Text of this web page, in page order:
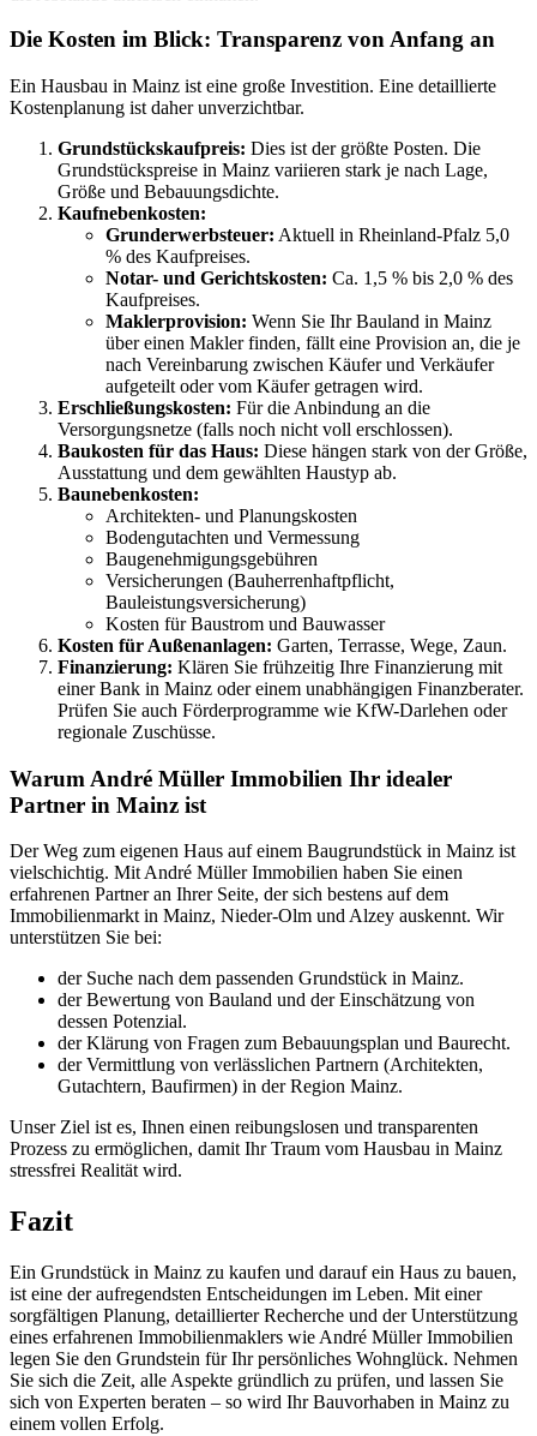
Die Kosten im Blick: Transparenz von Anfang an
Ein Hausbau in Mainz ist eine große Investition. Eine detaillierte
Kostenplanung ist daher unverzichtbar.
Grundstückskaufpreis: Dies ist der größte Posten. Die
Grundstückspreise in Mainz variieren stark je nach Lage,
Größe und Bebauungsdichte.
Kaufnebenkosten:
Grunderwerbsteuer: Aktuell in Rheinland-Pfalz 5,0
% des Kaufpreises.
Notar- und Gerichtskosten: Ca. 1,5 % bis 2,0 % des
Kaufpreises.
Maklerprovision: Wenn Sie Ihr Bauland in Mainz
über einen Makler finden, fällt eine Provision an, die je
nach Vereinbarung zwischen Käufer und Verkäufer
aufgeteilt oder vom Käufer getragen wird.
Erschließungskosten: Für die Anbindung an die
Versorgungsnetze (falls noch nicht voll erschlossen).
Baukosten für das Haus: Diese hängen stark von der Größe,
Ausstattung und dem gewählten Haustyp ab.
Baunebenkosten:
Architekten- und Planungskosten
Bodengutachten und Vermessung
Baugenehmigungsgebühren
Versicherungen (Bauherrenhaftpflicht,
Bauleistungsversicherung)
Kosten für Baustrom und Bauwasser
Kosten für Außenanlagen: Garten, Terrasse, Wege, Zaun.
Finanzierung: Klären Sie frühzeitig Ihre Finanzierung mit
einer Bank in Mainz oder einem unabhängigen Finanzberater.
Prüfen Sie auch Förderprogramme wie KfW-Darlehen oder
regionale Zuschüsse.
Warum André Müller Immobilien Ihr idealer
Partner in Mainz ist
Der Weg zum eigenen Haus auf einem Baugrundstück in Mainz ist
vielschichtig. Mit André Müller Immobilien haben Sie einen
erfahrenen Partner an Ihrer Seite, der sich bestens auf dem
Immobilienmarkt in Mainz, Nieder-Olm und Alzey auskennt. Wir
unterstützen Sie bei:
der Suche nach dem passenden Grundstück in Mainz.
der Bewertung von Bauland und der Einschätzung von
dessen Potenzial.
der Klärung von Fragen zum Bebauungsplan und Baurecht.
der Vermittlung von verlässlichen Partnern (Architekten,
Gutachtern, Baufirmen) in der Region Mainz.
Unser Ziel ist es, Ihnen einen reibungslosen und transparenten
Prozess zu ermöglichen, damit Ihr Traum vom Hausbau in Mainz
stressfrei Realität wird.
Fazit
Ein Grundstück in Mainz zu kaufen und darauf ein Haus zu bauen,
ist eine der aufregendsten Entscheidungen im Leben. Mit einer
sorgfältigen Planung, detaillierter Recherche und der Unterstützung
eines erfahrenen Immobilienmaklers wie André Müller Immobilien
legen Sie den Grundstein für Ihr persönliches Wohnglück. Nehmen
Sie sich die Zeit, alle Aspekte gründlich zu prüfen, und lassen Sie
sich von Experten beraten – so wird Ihr Bauvorhaben in Mainz zu
einem vollen Erfolg.